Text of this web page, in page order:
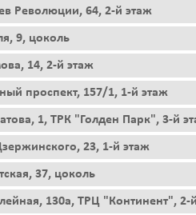
Революции, 64, 2-й этаж
9, цоколь
14, 2-й этаж
проспект, 157/1, 1-й этаж
1, ТРК "Голден Парк", 3-й
23, 1-й этаж
37, цоколь
130а, ТРЦ "Континент", 2-